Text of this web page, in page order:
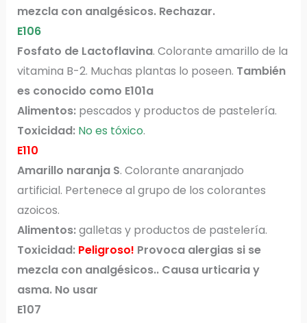
mezcla con analgésicos. Rechazar.
E106
Fosfato de Lactoflavina. Colorante amarillo de la
vitamina B-2. Muchas plantas lo poseen. También
es conocido como E101a
Alimentos:pescados y productos de pastelería.
Toxicidad: No es tóxico.
E110
Amarillo naranja S. Colorante anaranjado
artificial. Pertenece al grupo de los colorantes
azoicos.
Alimentos:galletas y productos de pastelería.
Toxicidad: Peligroso! Provoca alergias si se
mezcla con analgésicos.. Causa urticaria y
asma. No usar
E107